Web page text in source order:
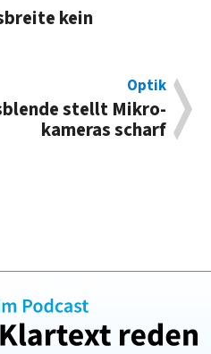
kein
Optik
stellt Mikro­
kameras scharf